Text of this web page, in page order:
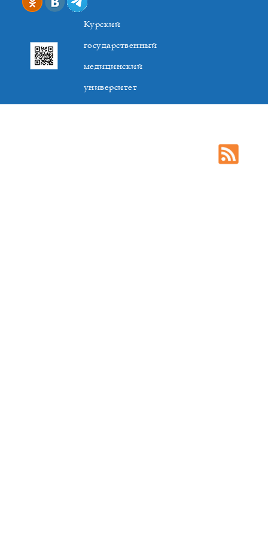
Курский
государственный
медицинский
университет